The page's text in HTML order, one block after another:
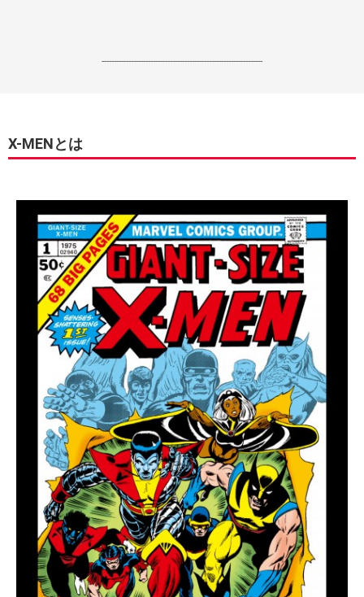
------------------------------------------------------------------
X-MENとは